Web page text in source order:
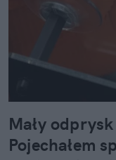
Mały
Pojechałem